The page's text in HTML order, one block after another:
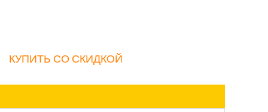
КУПИТЬ СО СКИДКОЙ